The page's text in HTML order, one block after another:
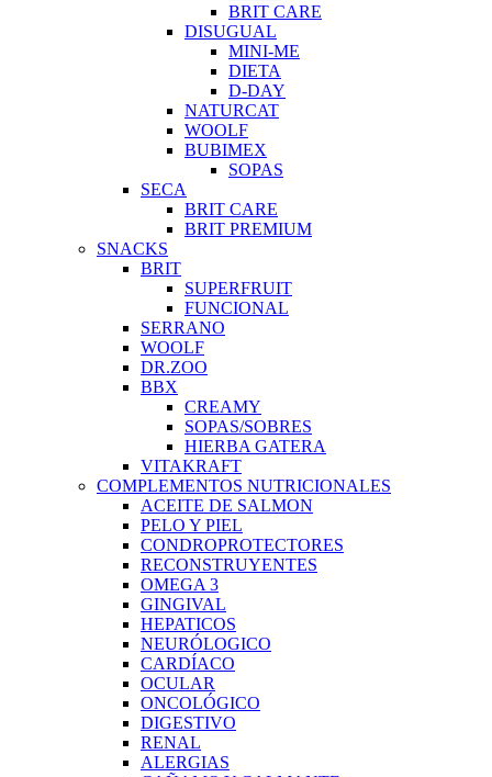
BRIT CARE
DISUGUAL
MINI-ME
DIETA
D-DAY
NATURCAT
WOOLF
BUBIMEX
SOPAS
SECA
BRIT CARE
BRIT PREMIUM
SNACKS
BRIT
SUPERFRUIT
FUNCIONAL
SERRANO
WOOLF
DR.ZOO
BBX
CREAMY
SOPAS/SOBRES
HIERBA GATERA
VITAKRAFT
COMPLEMENTOS NUTRICIONALES
ACEITE DE SALMON
PELO Y PIEL
CONDROPROTECTORES
RECONSTRUYENTES
OMEGA 3
GINGIVAL
HEPATICOS
NEURÓLOGICO
CARDÍACO
OCULAR
ONCOLÓGICO
DIGESTIVO
RENAL
ALERGIAS